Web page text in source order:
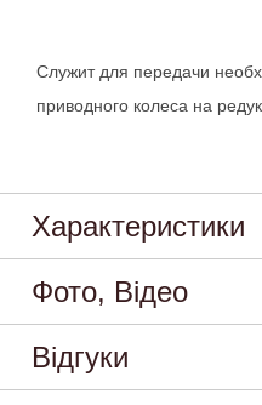
Служит для передачи
приводного колеса на
Характеристики
Фото, Відео
Відгуки